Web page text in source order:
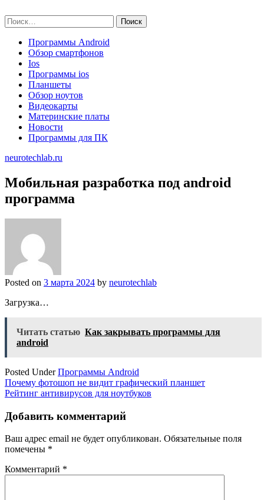
to
content
Найти:
Программы Android
Обзор смартфонов
Ios
Программы ios
Планшеты
Обзор ноутов
Видеокарты
Материнские платы
Новости
Программы для ПК
neurotechlab.ru
Мобильная разработка под android
программа
Posted on 3 марта 2024 by neurotechlab
Загрузка…
Читать статью Как закрывать программы для
android
Posted UnderПрограммы Android
Навигация
по
записям
Почему фотошоп не видит графический планшет
Рейтинг антивирусов для ноутбуков
Добавить комментарий
Ваш адрес email не будет опубликован. Обязательные поля
помечены *
Комментарий *